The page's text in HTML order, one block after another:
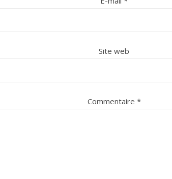
Site web
Commentaire *